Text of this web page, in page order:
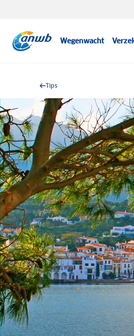
Wegenwacht
Tips